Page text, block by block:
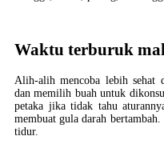
Waktu terburuk
Alih-alih mencoba lebih sehat
dan memilih buah untuk
petaka jika tidak tahu
membuat gula darah
tidur.